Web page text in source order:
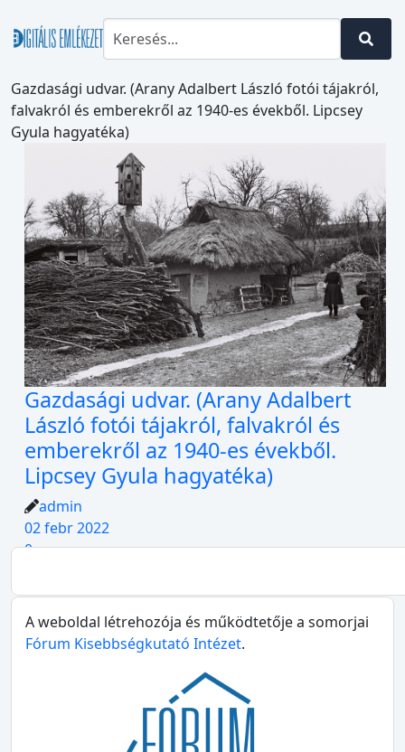
Gazdasági udvar. (Arany Adalbert László fotói tájakról,
falvakról és emberekről az 1940-es évekből. Lipcsey
Gyula hagyatéka)
Gazdasági udvar. (Arany Adalbert
László fotói tájakról, falvakról és
emberekről az 1940-es évekből.
Lipcsey Gyula hagyatéka)
admin
02 febr 2022
0
A weboldal létrehozója és működtetője a somorjai
Fórum Kisebbségkutató Intézet.